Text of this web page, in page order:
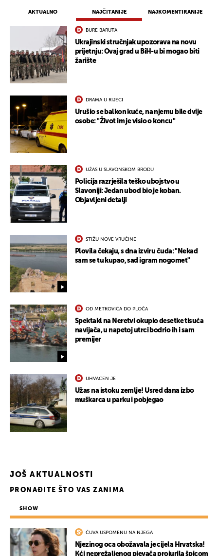
AKTUALNO NAJČITANIJE NAJKOMENTIRANIJE
BURE BARUTA
Ukrajinski stručnjak upozorava na novu
prijetnju: Ovaj grad u BiH-u bi mogao biti
žarište
DRAMA U RIJECI
Urušio se balkon kuće, na njemu bile dvije
osobe: "Život im je visio o koncu"
UŽAS U SLAVONSKOM BRODU
Policija razrješila teško ubojstvo u
Slavoniji: Jedan ubod bio je koban.
Objavljeni detalji
STIŽU NOVE VRUĆINE
Plovila čekaju, s dna izviru čuda: "Nekad
sam se tu kupao, sad igram nogomet"
OD METKOVIĆA DO PLOČA
Spektakl na Neretvi okupio desetke tisuća
navijača, u napetoj utrci bodrio ih i sam
premijer
UHVAĆEN JE
Užas na istoku zemlje! Usred dana izbo
muškarca u parku i pobjegao
JOŠ AKTUALNOSTI
PRONAĐITE ŠTO VAS ZANIMA
SHOW
ČUVA USPOMENU NA NJEGA
Njezinog oca obožavala je cijela Hrvatska!
Kći neprežaljenog pjevača projurila špicom